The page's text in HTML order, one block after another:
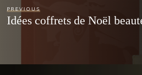
PREVIOUS
Idées coffrets de Noël